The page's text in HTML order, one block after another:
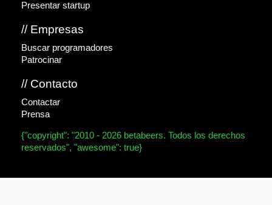
Presentar startup
// Empresas
Buscar programadores
Patrocinar
// Contacto
Contactar
Prensa
{"copyright": "2010 - 2026 betabeers. Todos los derechos
reservados", "awesome": true}